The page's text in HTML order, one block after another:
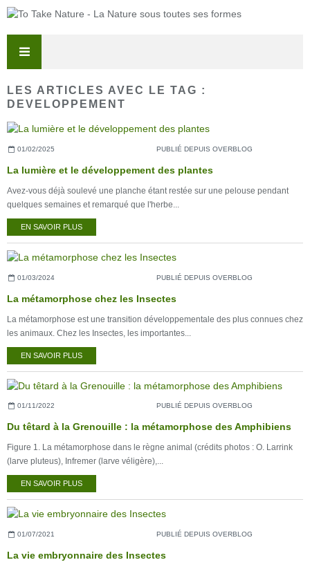
LES ARTICLES AVEC LE TAG :
DEVELOPPEMENT
01/02/2025 PUBLIÉ DEPUIS OVERBLOG
La lumière et le développement des plantes
Avez-vous déjà soulevé une planche étant restée sur une pelouse pendant
quelques semaines et remarqué que l'herbe...
EN SAVOIR PLUS
01/03/2024 PUBLIÉ DEPUIS OVERBLOG
La métamorphose chez les Insectes
La métamorphose est une transition développementale des plus connues chez
les animaux. Chez les Insectes, les importantes...
EN SAVOIR PLUS
01/11/2022 PUBLIÉ DEPUIS OVERBLOG
Du têtard à la Grenouille : la métamorphose des Amphibiens
Figure 1. La métamorphose dans le règne animal (crédits photos : O. Larrink
(larve pluteus), Infremer (larve véligère),...
EN SAVOIR PLUS
01/07/2021 PUBLIÉ DEPUIS OVERBLOG
La vie embryonnaire des Insectes